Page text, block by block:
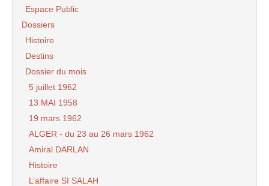
Espace Public
Dossiers
Histoire
Destins
Dossier du mois
5 juillet 1962
13 MAI 1958
19 mars 1962
ALGER - du 23 au 26 mars 1962
Amiral DARLAN
Histoire
L’affaire SI SALAH